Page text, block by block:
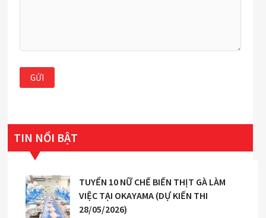
TIN NỔI BẬT
TUYỂN 10 NỮ CHẾ BIẾN THỊT GÀ LÀM
VIỆC TẠI OKAYAMA (DỰ KIẾN THI
28/05/2026)